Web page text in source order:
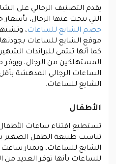
يقدم التصنيف الرجالي على
التي يبحث عنها الرجال،
خصم الشايع للساعات،
موقع الشايع للساعات بجودتها
كما أنها تنتمي للبراندات
المستهلكين من الرجال،
الساعات الرجالي المدهشة
الشايع للساعات.
الأطفال
تستطيع اقتناء ساعات
تناسب طبيعة الطفل الصغير
الشايع للساعات، وتمتاز
للساعات بأنها توفر العديد